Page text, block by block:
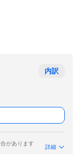
内訳
があります
詳細